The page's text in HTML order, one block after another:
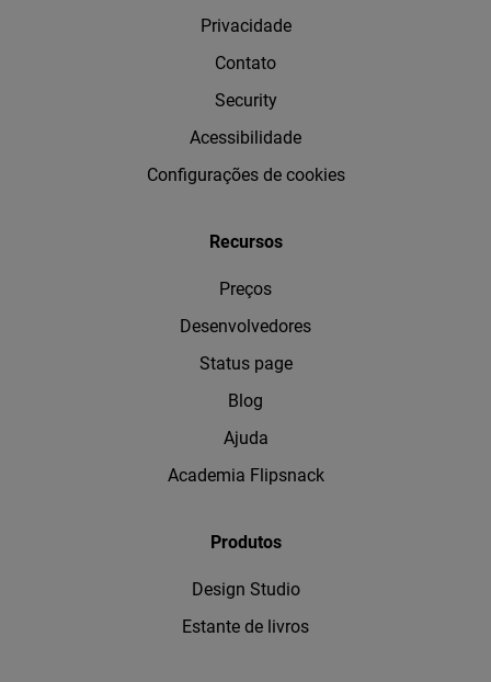
Privacidade
Contato
Security
Acessibilidade
Configurações de cookies
Recursos
Preços
Desenvolvedores
Status page
Blog
Ajuda
Academia Flipsnack
Produtos
Design Studio
Estante de livros